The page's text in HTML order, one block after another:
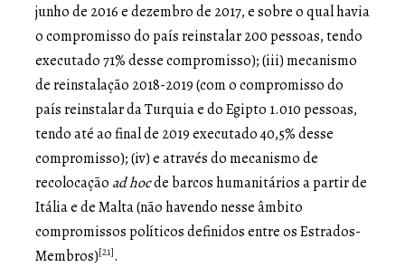
junho de 2016 e dezembro de 2017, e sobre o qual havia
o compromisso do país reinstalar 200 pessoas, tendo
executado 71% desse compromisso); (iii) mecanismo
de reinstalação 2018-2019 (com o compromisso do
país reinstalar da Turquia e do Egipto 1.010 pessoas,
tendo até ao final de 2019 executado 40,5% desse
compromisso); (iv) e através do mecanismo de
recolocação ad hocde barcos humanitários a partir de
Itália e de Malta (não havendo nesse âmbito
compromissos políticos definidos entre os Estrados-
Membros)[21].